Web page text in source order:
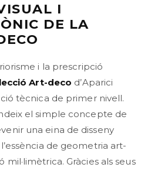
I
DE LA
i la prescripció
Art-deco d’Aparici
tècnica de primer nivell.
el simple concepte de
una eina de disseny
de geometria art-
Gràcies als seus